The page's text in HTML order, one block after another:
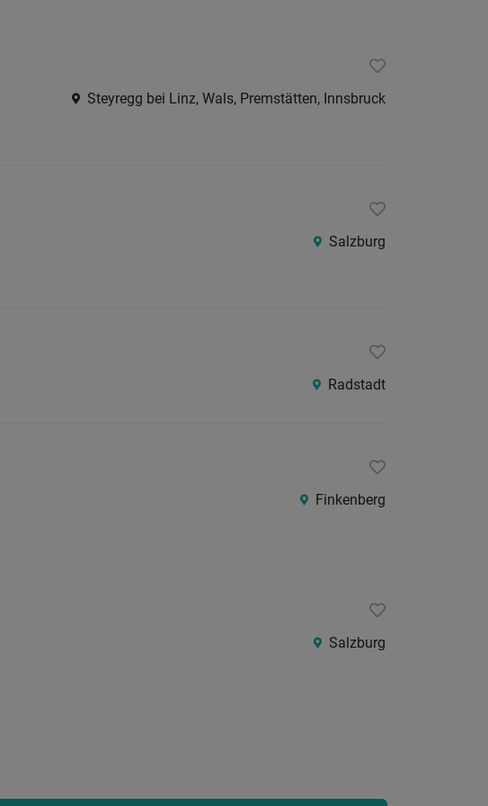
Steyregg bei Linz, Wals, Premstätten, Innsbruck
Salzburg
Radstadt
Finkenberg
Salzburg